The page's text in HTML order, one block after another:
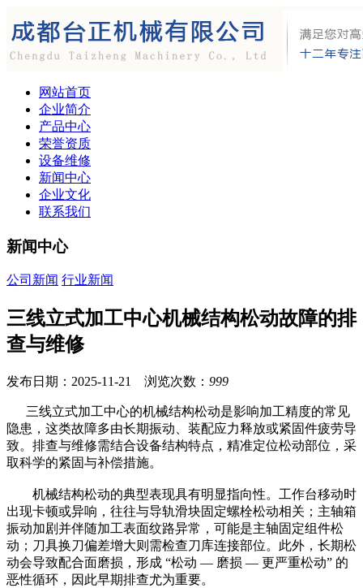
网站首页
企业简介
产品中心
荣誉资质
设备维修
新闻中心
企业文化
联系我们
新闻中心
公司新闻 行业新闻
三线立式加工中心机械结构松动故障的排
查与维修
发布日期：2025-11-21 浏览次数： 999
三线立式加工中心的机械结构松动是影响加工精度的常见
隐患，这类故障多由长期振动、装配应力释放或紧固件疲劳导
致。排查与维修需结合设备结构特点，精准定位松动部位，采
取科学的紧固与补偿措施。
机械结构松动的典型表现具有明显指向性。工作台移动时
出现卡顿或异响，往往与导轨滑块固定螺栓松动相关；主轴箱
振动加剧并伴随加工表面纹路异常，可能是主轴固定组件松
动；刀具换刀偏差增大则需检查刀库连接部位。此外，长期松
动会导致配合面磨损，形成 “松动 — 磨损 — 更严重松动” 的
恶性循环，因此早期排查尤为重要。